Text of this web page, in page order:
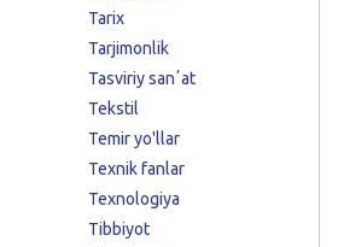
Tarix
Tarjimonlik
Tasviriy sanʼat
Tekstil
Temir yo'llar
Texnik fanlar
Texnologiya
Tibbiyot